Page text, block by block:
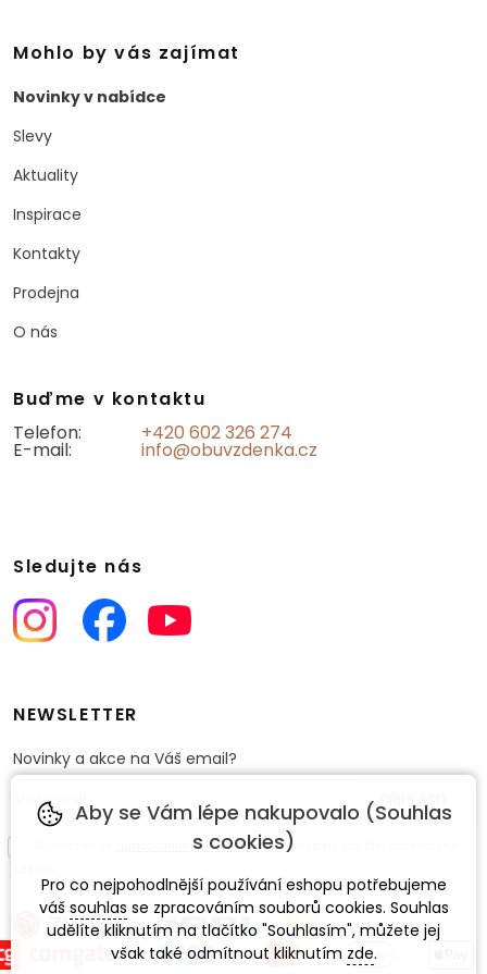
Mohlo by vás zajímat
Novinky v nabídce
Slevy
Aktuality
Inspirace
Kontakty
Prodejna
O nás
Buďme v kontaktu
Telefon:
+420 602 326 274
E-mail: info@obuvzdenka.cz
Sledujte nás
NEWSLETTER
Novinky a akce na Váš email?
zpracováním osobních údajůpro účely zasílání obchodního
Aby se Vám lépe nakupovalo (Souhlas
s cookies)
Pro co nejpohodlnější používání eshopu potřebujeme
váš souhlas se zpracováním souborů cookies. Souhlas
udělíte kliknutím na tlačítko "Souhlasím", můžete jej
však také odmítnout kliknutím zde.